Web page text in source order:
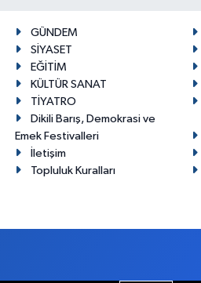
GÜNDEM
SİYASET
EĞİTİM
KÜLTÜR SANAT
TİYATRO
Dikili Barış, Demokrasi ve
Emek Festivalleri
İletişim
Topluluk Kuralları